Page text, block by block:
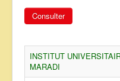
Consulter
INSTITUT
MARADI